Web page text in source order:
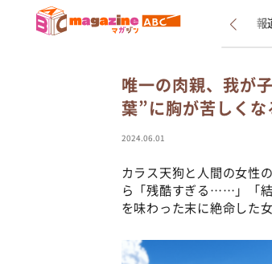
新着 インタビュー 報
唯一の肉親、我が
葉”に胸が苦しく
2024.06.01
カラス天狗と人間の女性
ら「残酷すぎる……」「
を味わった末に絶命した